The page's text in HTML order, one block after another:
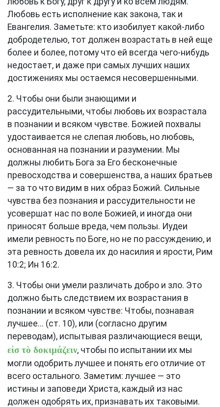
Любовь есть исполнение как закона, так и
Евангелия. Заметьте: кто изобилует какой-либо
добродетелью, тот должен возрастать в ней еще
более и более, потому что ей всегда чего-нибудь
недостает, и даже при самых лучших наших
достижениях мы остаемся несовершенными.
2. Чтобы они были знающими и
рассудительными, чтобы любовь их возрастала
в познании и всяком чувстве. Божией похвалы
удостаивается не слепая любовь, но любовь,
основанная на познании и разумении. Мы
должны любить Бога за Его бесконечные
превосходства и совершенства, а наших братьев
— за то что видим в них образ Божий. Сильные
чувства без познания и рассудительности не
усовершат нас по воле Божией, и иногда они
приносят больше вреда, чем пользы. Иудеи
имели ревность по Боге, но не по рассуждению, и
эта ревность довела их до насилия и ярости, Рим
10:2; Ин 16:2.
3. Чтобы они умели различать добро и зло. Это
должно быть следствием их возрастания в
познании и всяком чувстве: Чтобы, познавая
лучшее... (ст. 10), или (согласно другим
переводам), испытывая различающиеся вещи,
εἰσ τὸ δοκιμάζειν, чтобы по испытании их мы
могли одобрить лучшее и понять его отличие от
всего остального. Заметим: лучшее — это
истины и заповеди Христа, каждый из нас
должен одобрять их, признавать их таковыми.